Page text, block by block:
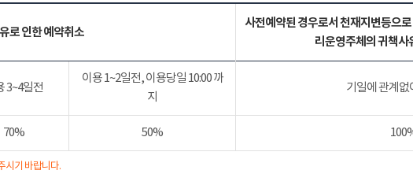
로 인한 예약취소
사전예약된 경우로서 천재지변등으
리운영주체의 귀책사
3~4일전
이용 1~2일전, 이용당일 10:00 까
지
기일에 관계없
70% 50%
시기 바랍니다.